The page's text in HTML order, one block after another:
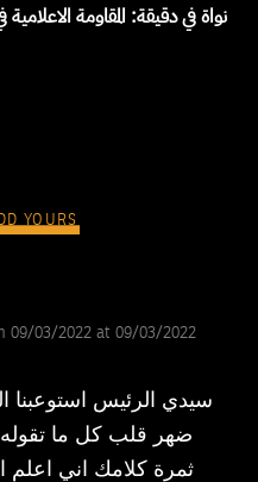
نواة في دقيقة: المقاومة
YOURS
09/03/2022 at 09/03/2022
سيدي الرئيس
ضهر قلب كل ما تقوله
ثمرة كلامك اني اعلم